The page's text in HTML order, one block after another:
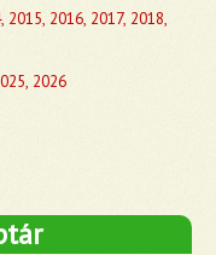
2015, 2016, 2017, 2018,
2026